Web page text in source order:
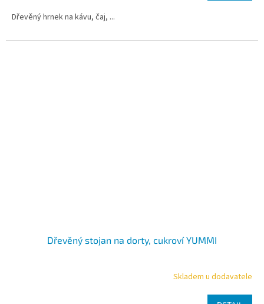
Dřevěný hrnek na kávu, čaj, ...
Dřevěný stojan na dorty, cukroví YUMMI
Skladem u dodavatele